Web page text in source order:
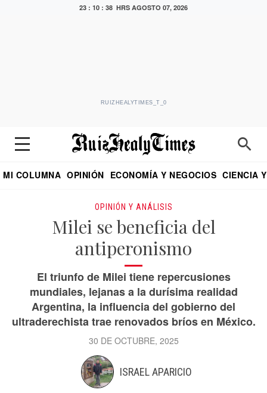
23 : 10 : 40 HRS AGOSTO 07, 2026
RUIZHEALYTIMES_T_0
MI COLUMNA OPINIÓN ECONOMÍA Y NEGOCIOS CIENCIA
OPINIÓN Y ANÁLISIS
Milei se beneficia del
antiperonismo
El triunfo de Milei tiene repercusiones
mundiales, lejanas a la durísima realidad
Argentina, la influencia del gobierno del
ultraderechista trae renovados bríos en México.
30 DE OCTUBRE, 2025
ISRAEL APARICIO